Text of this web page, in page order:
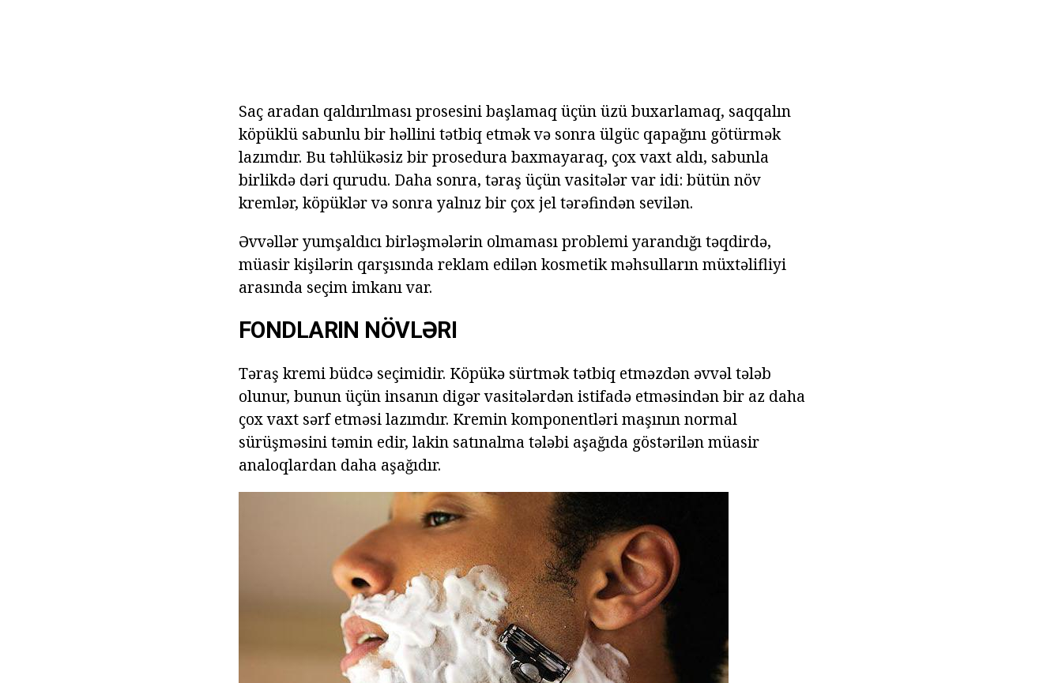
Saç aradan qaldırılması prosesini başlamaq üçün üzü buxarlamaq, saqqalın
köpüklü sabunlu bir həllini tətbiq etmək və sonra ülgüc qapağını götürmək
lazımdır. Bu təhlükəsiz bir prosedura baxmayaraq, çox vaxt aldı, sabunla
birlikdə dəri qurudu. Daha sonra, təraş üçün vasitələr var idi: bütün növ
kremlər, köpüklər və sonra yalnız bir çox jel tərəfindən sevilən.
Əvvəllər yumşaldıcı birləşmələrin olmaması problemi yarandığı təqdirdə,
müasir kişilərin qarşısında reklam edilən kosmetik məhsulların müxtəlifliyi
arasında seçim imkanı var.
FONDLARIN NÖVLƏRI
Təraş kremi büdcə seçimidir. Köpükə sürtmək tətbiq etməzdən əvvəl tələb
olunur, bunun üçün insanın digər vasitələrdən istifadə etməsindən bir az daha
çox vaxt sərf etməsi lazımdır. Kremin komponentləri maşının normal
sürüşməsini təmin edir, lakin satınalma tələbi aşağıda göstərilən müasir
analoqlardan daha aşağıdır.